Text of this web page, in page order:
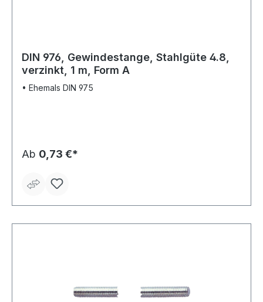
DIN 976, Gewindestange, Stahlgüte 4.8,
verzinkt, 1 m, Form A
• Ehemals DIN 975
Ab 0,73 €*